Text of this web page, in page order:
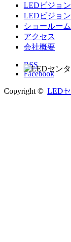
LEDビジョ
LEDビジョ
ショールー
アクセス
会社概要
RSS
Facebook
Copyright © LED